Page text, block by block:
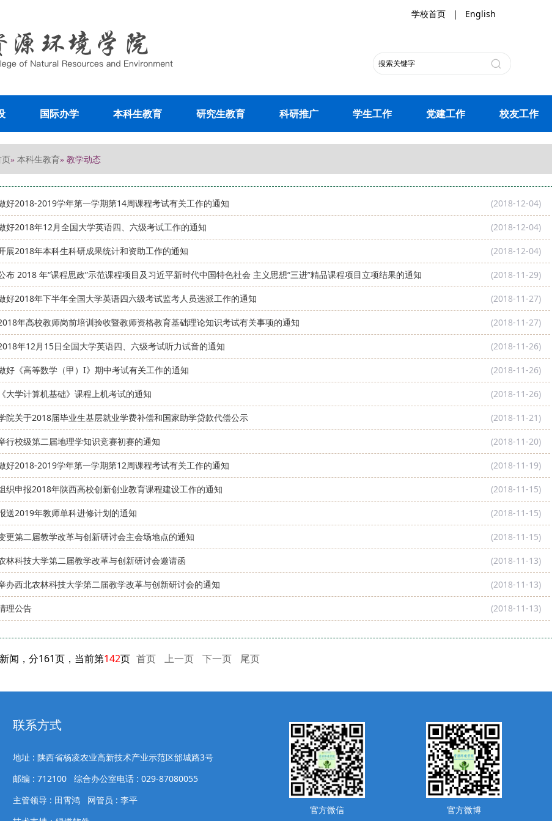
学校首页 | English
国际办学 本科生教育 研究生教育 科研推广 学生工作 党建工作 校友工作
» 本科生教育» 教学动态
(2018-12-04)
好2018-2019学年第一学期第14周课程考试有关工作的通知
(2018-12-04)
好2018年12月全国大学英语四、六级考试工作的通知
(2018-12-04)
展2018年本科生科研成果统计和资助工作的通知
(2018-11-29)
布 2018 年“课程思政”示范课程项目及习近平新时代中国特色社会 主义思想“三进”精品课程项目立项结果的通知
(2018-11-27)
好2018年下半年全国大学英语四六级考试监考人员选派工作的通知
(2018-11-27)
年高校教师岗前培训验收暨教师资格教育基础理论知识考试有关事项的通知
(2018-11-26)
年12月15日全国大学英语四、六级考试听力试音的通知
(2018-11-26)
好《高等数学（甲）I》期中考试有关工作的通知
(2018-11-26)
大学计算机基础》课程上机考试的通知
(2018-11-21)
院关于2018届毕业生基层就业学费补偿和国家助学贷款代偿公示
(2018-11-20)
行校级第二届地理学知识竞赛初赛的通知
(2018-11-19)
好2018-2019学年第一学期第12周课程考试有关工作的通知
(2018-11-15)
织申报2018年陕西高校创新创业教育课程建设工作的通知
(2018-11-15)
送2019年教师单科进修计划的通知
(2018-11-15)
更第二届教学改革与创新研讨会主会场地点的通知
(2018-11-13)
林科技大学第二届教学改革与创新研讨会邀请函
(2018-11-13)
办西北农林科技大学第二届教学改革与创新研讨会的通知
(2018-11-13)
理公告
闻，分161页，当前第142页 首页 上一页 下一页 尾页
联系方式
地址 : 陕西省杨凌农业高新技术产业示范区邰城路3号
邮编 : 712100 综合办公室电话 : 029-87080055
主管领导 : 田霄鸿 网管员 : 李平
官方微信 官方微博